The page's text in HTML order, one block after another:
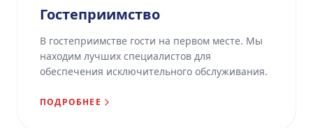
Гостеприимство
В гостеприимстве гости на первом месте. Мы
находим лучших специалистов для
обеспечения исключительного обслуживания.
ПОДРОБНЕЕ